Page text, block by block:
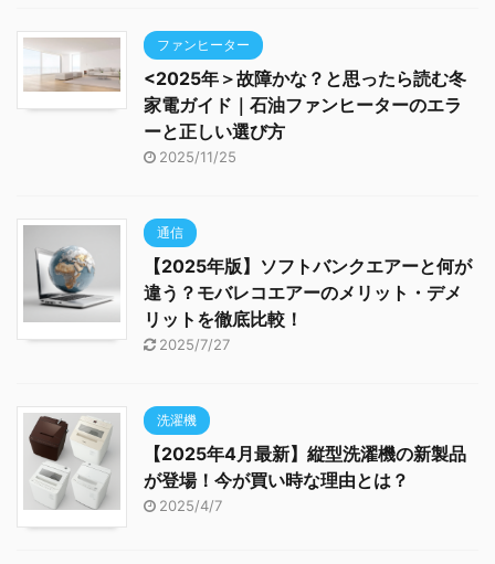
ファンヒーター
<2025年＞故障かな？と思ったら読む冬
家電ガイド｜石油ファンヒーターのエラ
ーと正しい選び方
2025/11/25
通信
【2025年版】ソフトバンクエアーと何が
違う？モバレコエアーのメリット・デメ
リットを徹底比較！
2025/7/27
洗濯機
【2025年4月最新】縦型洗濯機の新製品
が登場！今が買い時な理由とは？
2025/4/7